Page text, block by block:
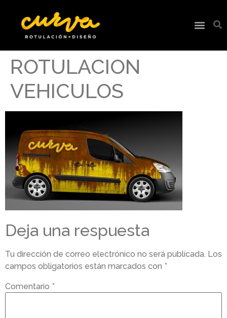
ROTULACION
VEHICULOS
Deja una respuesta
Tu dirección de correo electrónico no será publicada. Los
campos obligatorios están marcados con *
Comentario *